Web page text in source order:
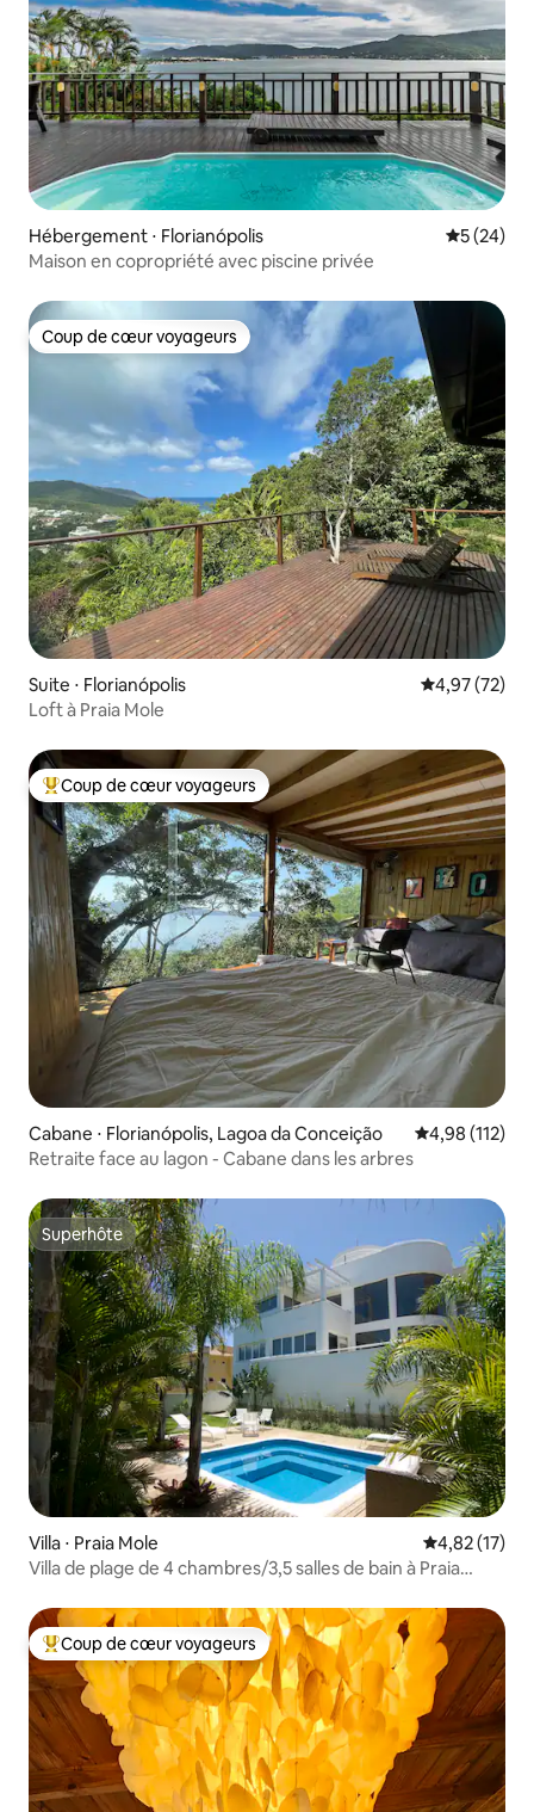
Hébergement ⋅ Florianópolis
5 (24)
Maison en copropriété avec piscine privée
Coup de cœur voyageurs
Coup de cœur voyageurs
Suite ⋅ Florianópolis Évaluation
4,97 (72)
Loft à Praia Mole
Coups de cœur voyageurs les plus appréciés
Coup de cœur voyageurs
Cabane ⋅ Florianópolis, Lagoa da Conceição Évaluation
4,98 (112)
Retraite face au lagon - Cabane dans les arbres
Superhôte
Superhôte
Villa ⋅ Praia Mole Évaluation
4,82 (17)
Villa de plage de 4 chambres/3,5 salles de bain à Praia
Coups de cœur voyageurs les plus appréciés
Coup de cœur voyageurs